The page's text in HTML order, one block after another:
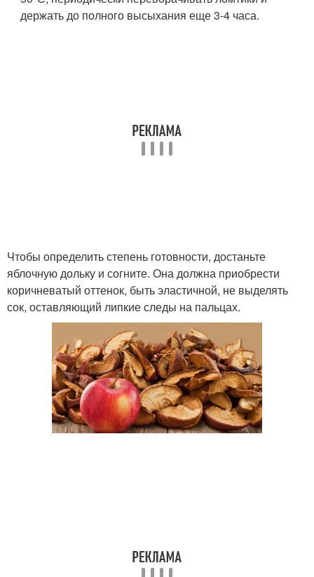
держать до полного высыхания еще 3-4 часа.
Чтобы определить степень готовности, достаньте
яблочную дольку и согните. Она должна приобрести
коричневатый оттенок, быть эластичной, не выделять
сок, оставляющий липкие следы на пальцах.